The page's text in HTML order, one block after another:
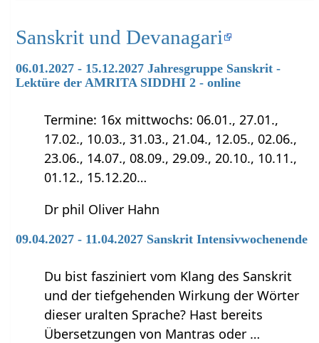
Sanskrit und Devanagari
06.01.2027 - 15.12.2027 Jahresgruppe Sanskrit -
Lektüre der AMRITA SIDDHI 2 - online
Termine: 16x mittwochs: 06.01., 27.01.,
17.02., 10.03., 31.03., 21.04., 12.05., 02.06.,
23.06., 14.07., 08.09., 29.09., 20.10., 10.11.,
01.12., 15.12.20…
Dr phil Oliver Hahn
09.04.2027 - 11.04.2027 Sanskrit Intensivwochenende
Du bist fasziniert vom Klang des Sanskrit
und der tiefgehenden Wirkung der Wörter
dieser uralten Sprache? Hast bereits
Übersetzungen von Mantras oder …